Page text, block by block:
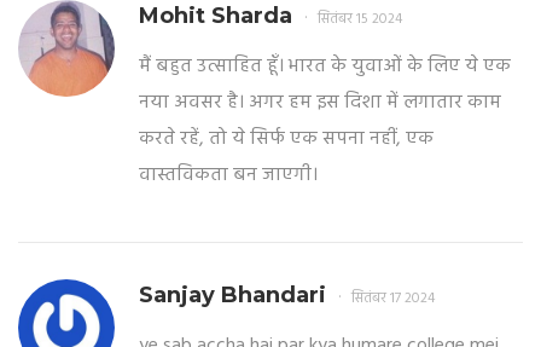
Mohit Sharda सितंबर 15 2024
मैं बहुत उत्साहित हूँ। भारत के युवाओं के लिए ये एक
नया अवसर है। अगर हम इस दिशा में लगातार काम
करते रहें, तो ये सिर्फ एक सपना नहीं, एक
वास्तविकता बन जाएगी।
Sanjay Bhandari सितंबर 17 2024